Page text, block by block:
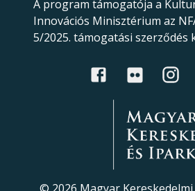
A program támogatója a
Innovációs Minisztérium az
5/2025. támogatási szerződés